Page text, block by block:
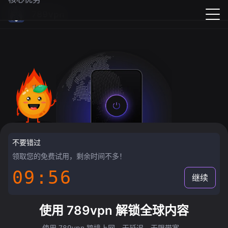
不要错过
领取您的免费试用，剩余时间不多！
09:55 继续
使用 789vpn 解锁全球内容